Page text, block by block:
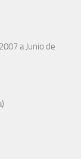
a Junio de